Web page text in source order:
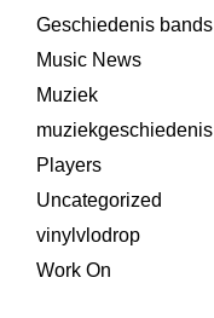
Geschiedenis bands
Music News
Muziek
muziekgeschiedenis
Players
Uncategorized
vinylvlodrop
Work On